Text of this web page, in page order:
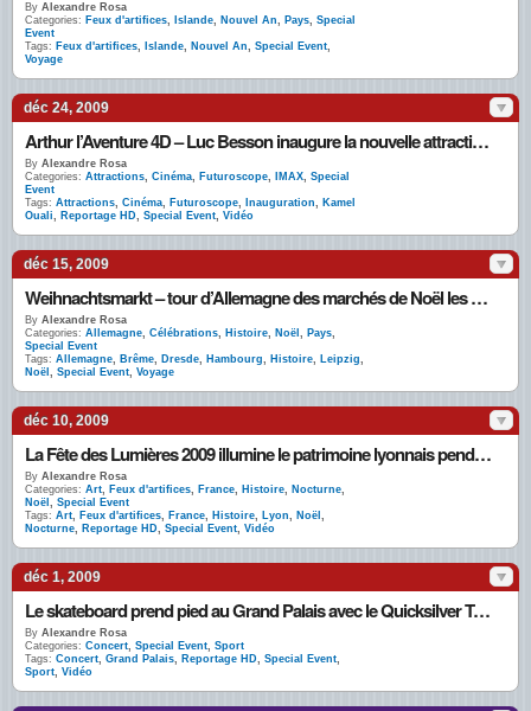
By Alexandre Rosa
Categories: Feux d'artifices, Islande, Nouvel An, Pays, Special
Event
Tags: Feux d'artifices, Islande, Nouvel An, Special Event,
Voyage
déc 24, 2009
Arthur l’Aventure 4D – Luc Besson inaugure la nouvelle attraction du Futuroscope
By Alexandre Rosa
Categories: Attractions, Cinéma, Futuroscope, IMAX, Special
Event
Tags: Attractions, Cinéma, Futuroscope, Inauguration, Kamel
Ouali, Reportage HD, Special Event, Vidéo
déc 15, 2009
Weihnachtsmarkt – tour d’Allemagne des marchés de Noël les plus jolis du monde en photos
By Alexandre Rosa
Categories: Allemagne, Célébrations, Histoire, Noël , Pays,
Special Event
Tags: Allemagne, Brême, Dresde, Hambourg, Histoire, Leipzig,
Noël , Special Event, Voyage
déc 10, 2009
La Fête des Lumières 2009 illumine le patrimoine lyonnais pendant 4 nuits
By Alexandre Rosa
Categories: Art, Feux d'artifices, France, Histoire, Nocturne,
Noël , Special Event
Tags: Art, Feux d'artifices, France, Histoire, Lyon, Noël ,
Nocturne, Reportage HD, Special Event, Vidéo
déc 1, 2009
Le skateboard prend pied au Grand Palais avec le Quicksilver Tony Hawk Show
By Alexandre Rosa
Categories: Concert, Special Event, Sport
Tags: Concert, Grand Palais, Reportage HD, Special Event,
Sport, Vidéo